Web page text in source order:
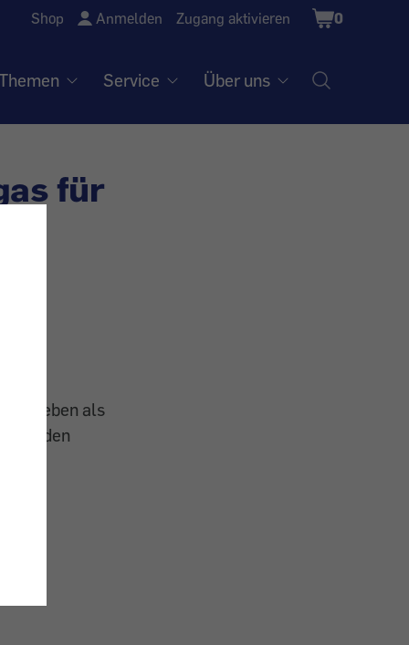
Shop Anmelden Zugang aktivieren
Shopping
Cart
0
Service Über uns
für
abgeben als
Kunden